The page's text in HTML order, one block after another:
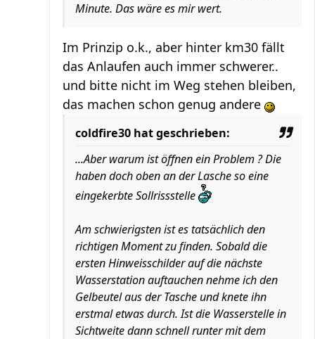
Minute. Das wäre es mir wert.
Im Prinzip o.k., aber hinter km30 fällt
das Anlaufen auch immer schwerer..
und bitte nicht im Weg stehen bleiben,
das machen schon genug andere
coldfire30 hat geschrieben:
...Aber warum ist öffnen ein Problem ? Die
haben doch oben an der Lasche so eine
eingekerbte Sollrissstelle
Am schwierigsten ist es tatsächlich den
richtigen Moment zu finden. Sobald die
ersten Hinweisschilder auf die nächste
Wasserstation auftauchen nehme ich den
Gelbeutel aus der Tasche und knete ihn
erstmal etwas durch. Ist die Wasserstelle in
Sichtweite dann schnell runter mit dem